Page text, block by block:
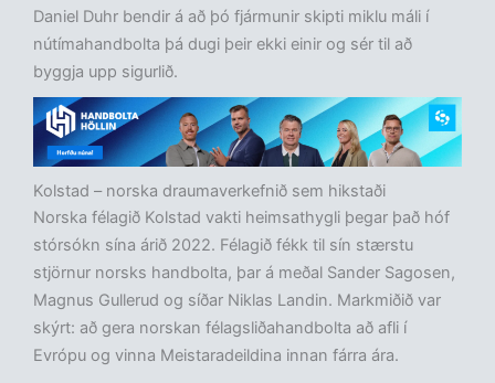
Daniel Duhr bendir á að þó fjármunir skipti miklu máli í
nútímahandbolta þá dugi þeir ekki einir og sér til að
byggja upp sigurlið.
Kolstad – norska draumaverkefnið sem hikstaði
Norska félagið Kolstad vakti heimsathygli þegar það hóf
stórsókn sína árið 2022. Félagið fékk til sín stærstu
stjörnur norsks handbolta, þar á meðal Sander Sagosen,
Magnus Gullerud og síðar Niklas Landin. Markmiðið var
skýrt: að gera norskan félagsliðahandbolta að afli í
Evrópu og vinna Meistaradeildina innan fárra ára.